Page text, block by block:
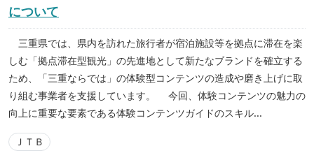
について
三重県では、県内を訪れた旅行者が宿泊施設等を拠点に滞在を楽
しむ「拠点滞在型観光」の先進地として新たなブランドを確立する
ため、「三重ならでは」の体験型コンテンツの造成や磨き上げに取
り組む事業者を支援しています。 今回、体験コンテンツの魅力の
向上に重要な要素である体験コンテンツガイドのスキル...
ＪＴＢ